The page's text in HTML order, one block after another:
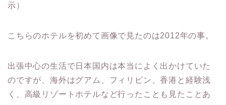
示）
こちらのホテルを初めて画像で見たのは2012年の事。
出張中心の生活で日本国内は本当によく出かけていた
のですが、海外はグアム、フィリピン、香港と経験浅
く、高級リゾートホテルなど行ったことも見たことあ